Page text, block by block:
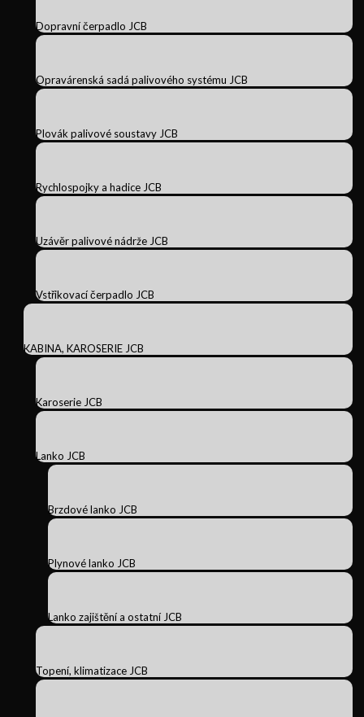
Dopravní čerpadlo JCB
Opravárenská sadá palivového systému JCB
Plovák palivové soustavy JCB
Rychlospojky a hadice JCB
Uzávěr palivové nádrže JCB
Vstřikovací čerpadlo JCB
KABINA, KAROSERIE JCB
Karoserie JCB
Lanko JCB
Brzdové lanko JCB
Plynové lanko JCB
Lanko zajištění a ostatní JCB
Topení, klimatizace JCB